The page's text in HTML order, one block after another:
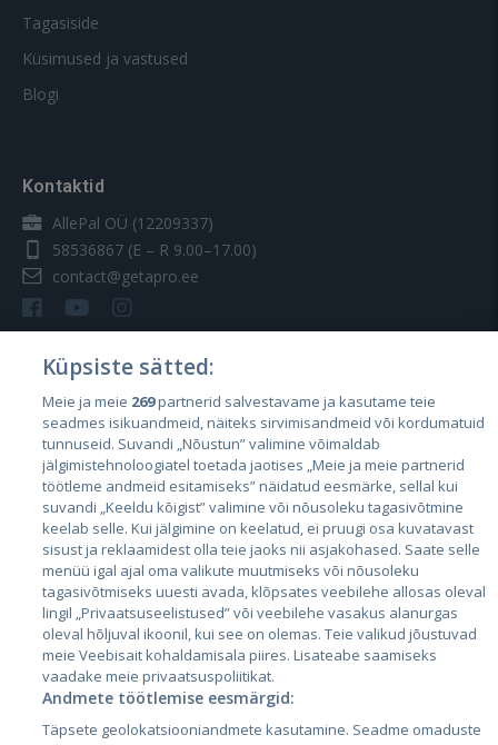
Tagasiside
Küsimused ja vastused
Blogi
Kontaktid
AllePal OÜ (12209337)
58536867 (E – R 9.00–17.00)
contact@getapro.ee
Riigid
Eesti
Läti
Leedu
City24.lv
CVbankas.lt
Küpsiste sätted:
Meie ja meie 269partnerid salvestavame ja kasutame teie
seadmes isikuandmeid, näiteks sirvimisandmeid või kordumatuid
tunnuseid. Suvandi „Nõustun” valimine võimaldab
jälgimistehnoloogiatel toetada jaotises „Meie ja meie partnerid
töötleme andmeid esitamiseks” näidatud eesmärke, sellal kui
suvandi „Keeldu kõigist” valimine või nõusoleku tagasivõtmine
keelab selle. Kui jälgimine on keelatud, ei pruugi osa kuvatavast
sisust ja reklaamidest olla teie jaoks nii asjakohased. Saate selle
menüü igal ajal oma valikute muutmiseks või nõusoleku
tagasivõtmiseks uuesti avada, klõpsates veebilehe allosas oleval
lingil „Privaatsuseelistused” või veebilehe vasakus alanurgas
oleval hõljuval ikoonil, kui see on olemas. Teie valikud jõustuvad
meie Veebisait kohaldamisala piires. Lisateabe saamiseks
vaadake meie privaatsuspoliitikat.
Andmete töötlemise eesmärgid:
Täpsete geolokatsiooniandmete kasutamine. Seadme omaduste